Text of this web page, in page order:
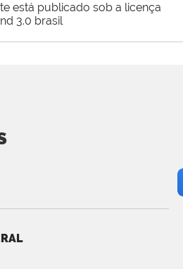
está publicado sob a licença
3.0 brasil